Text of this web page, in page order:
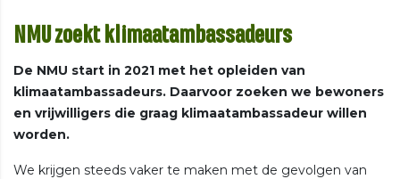
NMU zoekt klimaatambassadeurs
De NMU start in 2021 met het opleiden van
klimaatambassadeurs. Daarvoor zoeken we bewoners
en vrijwilligers die graag klimaatambassadeur willen
worden.
We krijgen steeds vaker te maken met de gevolgen van